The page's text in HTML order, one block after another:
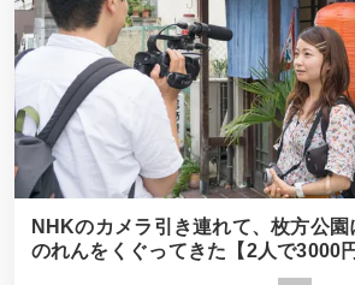
NHKのカメラ引き連れて、枚方公
のれんをくぐってきた【2人で3000